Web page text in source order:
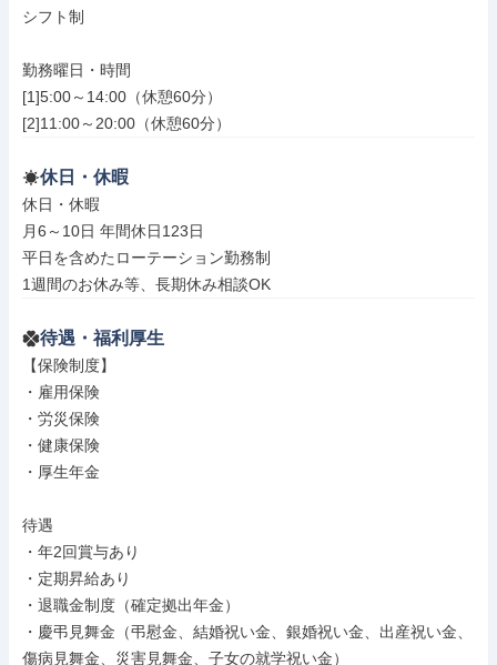
シフト制
勤務曜日・時間
[1]5:00～14:00（休憩60分）
[2]11:00～20:00（休憩60分）
休日・休暇
休日・休暇
月6～10日 年間休日123日
平日を含めたローテーション勤務制
1週間のお休み等、長期休み相談OK
待遇・福利厚生
【保険制度】
・雇用保険
・労災保険
・健康保険
・厚生年金
待遇
・年2回賞与あり
・定期昇給あり
・退職金制度（確定拠出年金）
・慶弔見舞金（弔慰金、結婚祝い金、銀婚祝い金、出産祝い金、
傷病見舞金、災害見舞金、子女の就学祝い金）